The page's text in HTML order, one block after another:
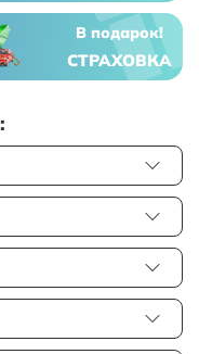
В подарок!
СТРАХОВКА